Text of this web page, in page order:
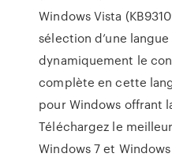
Windows Vista
sélection d’une
dynamiquement le
complète en cette
pour Windows offrant
Téléchargez le
Windows 7 et